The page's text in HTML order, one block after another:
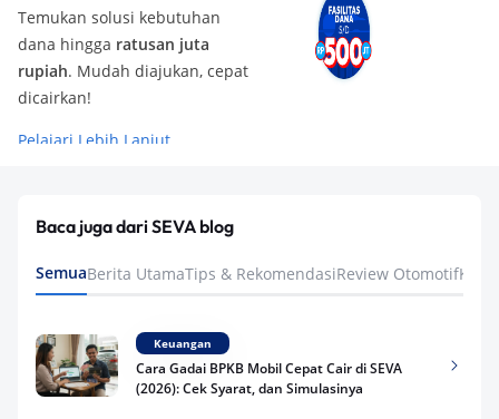
Temukan solusi kebutuhan
dana hingga ratusan juta
rupiah. Mudah diajukan, cepat
dicairkan!
Pelajari Lebih Lanjut
Baca juga dari SEVA blog
SemuaBerita UtamaTips & RekomendasiReview Otomotif
Keuangan
Cara Gadai BPKB Mobil Cepat Cair di SEVA
(2026): Cek Syarat, dan Simulasinya